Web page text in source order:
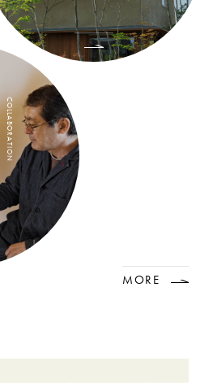
COLLABORATION
MORE